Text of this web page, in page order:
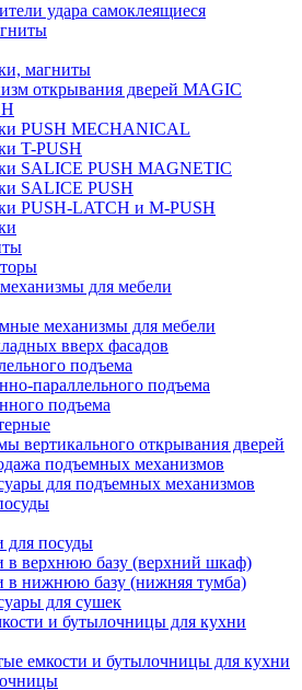
удара самоклеящиеся
магниты
открывания дверей MAGIC
PUSH MECHANICAL
T-PUSH
SALICE PUSH MAGNETIC
SALICE PUSH
PUSH-LATCH и M-PUSH
для мебели
механизмы для мебели
вверх фасадов
подъема
параллельного подъема
подъема
вертикального открывания дверей
подъемных механизмов
для подъемных механизмов
посуды
верхнюю базу (верхний шкаф)
в нижнюю базу (нижняя тумба)
для сушек
и бутылочницы для кухни
емкости и бутылочницы для кухни